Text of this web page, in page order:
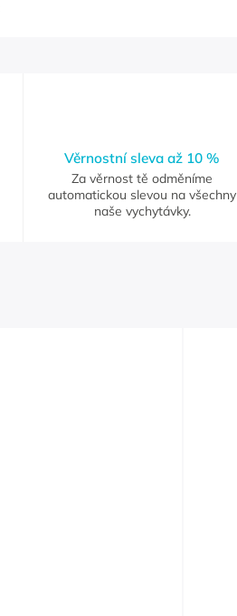
Věrnostní sleva až 10 %
Za věrnost tě odměníme
automatickou slevou na všechny
naše vychytávky.